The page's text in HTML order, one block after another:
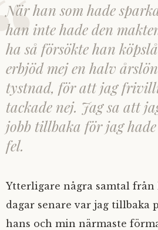
När han som hade
han inte hade den
ha så försökte han
erbjöd mej en halv
tystnad, för att jag
tackade nej. Jag sa att
jobb tillbaka för jag
fel.
Ytterligare några samtal
dagar senare var jag tillbaka
hans och min närmaste